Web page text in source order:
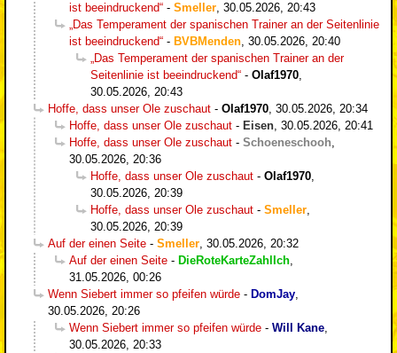
ist beeindruckend“ - Smeller, 30.05.2026, 20:43
„Das Temperament der spanischen Trainer an der Seitenlinie
ist beeindruckend“ - BVBMenden, 30.05.2026, 20:40
„Das Temperament der spanischen Trainer an der
Seitenlinie ist beeindruckend“ - Olaf1970,
30.05.2026, 20:43
Hoffe, dass unser Ole zuschaut - Olaf1970, 30.05.2026, 20:34
Hoffe, dass unser Ole zuschaut - Eisen, 30.05.2026, 20:41
Hoffe, dass unser Ole zuschaut - Schoeneschooh,
30.05.2026, 20:36
Hoffe, dass unser Ole zuschaut - Olaf1970,
30.05.2026, 20:39
Hoffe, dass unser Ole zuschaut - Smeller,
30.05.2026, 20:39
Auf der einen Seite - Smeller, 30.05.2026, 20:32
Auf der einen Seite - DieRoteKarteZahlIch,
31.05.2026, 00:26
Wenn Siebert immer so pfeifen würde - DomJay,
30.05.2026, 20:26
Wenn Siebert immer so pfeifen würde - Will Kane,
30.05.2026, 20:33